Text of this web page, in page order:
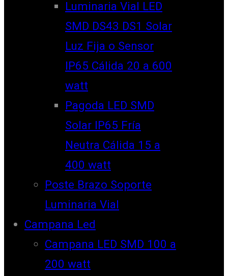
Luminaria Vial LED
SMD DS43 DS1 Solar
Luz Fija o Sensor
IP65 Cálida 20 a 600
watt
Pagoda LED SMD
Solar IP65 Fría
Neutra Cálida 15 a
400 watt
Poste Brazo Soporte
Luminaria Vial
Campana Led
Campana LED SMD 100 a
200 watt